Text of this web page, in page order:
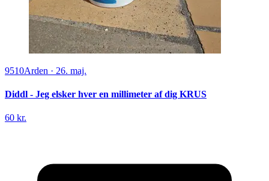
9510Arden · 26. maj.
Diddl - Jeg elsker hver en millimeter af dig KRUS
60 kr.